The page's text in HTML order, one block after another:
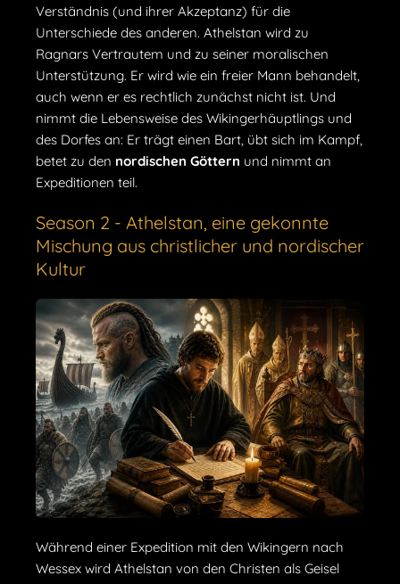
Verständnis (und ihrer Akzeptanz) für die
Unterschiede des anderen. Athelstan wird zu
Ragnars Vertrautem und zu seiner moralischen
Unterstützung. Er wird wie ein freier Mann behandelt,
auch wenn er es rechtlich zunächst nicht ist. Und
nimmt die Lebensweise des Wikingerhäuptlings und
des Dorfes an: Er trägt einen Bart, übt sich im Kampf,
betet zu den nordischen Göttern und nimmt an
Expeditionen teil.
Season 2 - Athelstan, eine gekonnte
Mischung aus christlicher und nordischer
Kultur
Während einer Expedition mit den Wikingern nach
Wessex wird Athelstan von den Christen als Geisel